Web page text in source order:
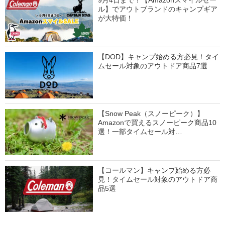
ル】でアウトブランドのキャンプギア
が大特価！
【DOD】キャンプ始める方必見！タイ
ムセール対象のアウトドア商品7選
【Snow Peak（スノーピーク）】
Amazonで買えるスノーピーク商品10
選！一部タイムセール対…
【コールマン】キャンプ始める方必
見！タイムセール対象のアウトドア商
品5選